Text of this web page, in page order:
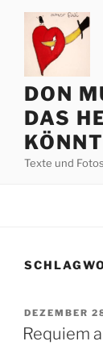
Zum
springen
DON
DAS
Texte und
AM
DEZEMBER
Requiem